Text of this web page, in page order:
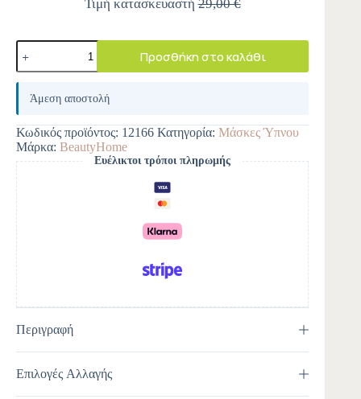
Τιμή κατασκευαστή29,00 €
Προσθήκη στο καλάθι
A
e
r
n
a
t
i
v
e
:
Άμεση αποστολή
Κωδικός προϊόντος: 12166 Κατηγορία: Μάσκες Ύπνου
Μάρκα: BeautyHome
Ευέλικτοι τρόποι πληρωμής
Περιγραφή
Επιλογές Αλλαγής